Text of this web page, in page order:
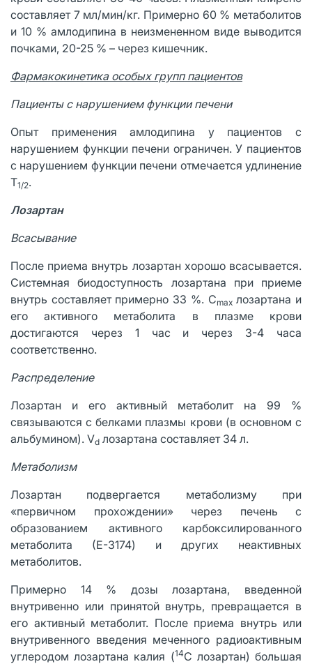
составляет 7 мл/мин/кг. Примерно 60 % метаболитов
и 10 % амлодипина в неизмененном виде выводится
почками, 20-25 % – через кишечник.
Фармакокинетика особых групп пациентов
Пациенты с нарушением функции печени
Опыт применения амлодипина у пациентов с
нарушением функции печени ограничен. У пациентов
с нарушением функции печени отмечается удлинение
Т1/2.
Лозартан
Всасывание
После приема внутрь лозартан хорошо всасывается.
Системная биодоступность лозартана при приеме
внутрь составляет примерно 33 %. Cmaxлозартана и
его активного метаболита в плазме крови
достигаются через 1 час и через 3-4 часа
соответственно.
Распределение
Лозартан и его активный метаболит на 99 %
связываются с белками плазмы крови (в основном с
альбумином). Vd лозартана составляет 34 л.
Метаболизм
Лозартан подвергается метаболизму при
«первичном прохождении» через печень с
образованием активного карбоксилированного
метаболита (Е-3174) и других неактивных
метаболитов.
Примерно 14 % дозы лозартана, введенной
внутривенно или принятой внутрь, превращается в
его активный метаболит. После приема внутрь или
внутривенного введения меченного радиоактивным
углеродом лозартана калия (14С лозартан) большая